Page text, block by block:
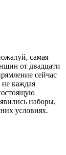
самая
от двадцати
сейчас
не каждая
наборы,
условиях.